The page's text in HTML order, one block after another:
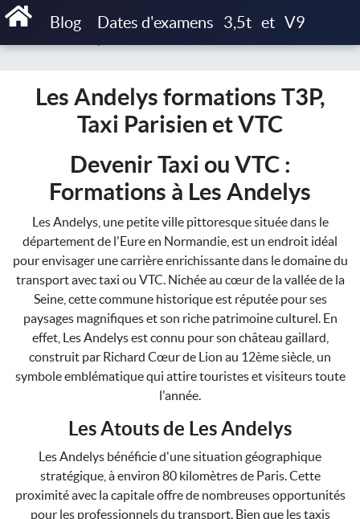
Blog Dates d'examens 3,5t et V9
Accueil
Les Andelys formations T3P,
Taxi Parisien et VTC
Devenir Taxi ou VTC :
Formations à Les Andelys
Les Andelys, une petite ville pittoresque située dans le
département de l'Eure en Normandie, est un endroit idéal
pour envisager une carrière enrichissante dans le domaine du
transport avec taxi ou VTC. Nichée au cœur de la vallée de la
Seine, cette commune historique est réputée pour ses
paysages magnifiques et son riche patrimoine culturel. En
effet, Les Andelys est connu pour son château gaillard,
construit par Richard Cœur de Lion au 12ème siècle, un
symbole emblématique qui attire touristes et visiteurs toute
l'année.
Les Atouts de Les Andelys
Les Andelys bénéficie d'une situation géographique
stratégique, à environ 80 kilomètres de Paris. Cette
proximité avec la capitale offre de nombreuses opportunités
pour les professionnels du transport. Bien que les taxis